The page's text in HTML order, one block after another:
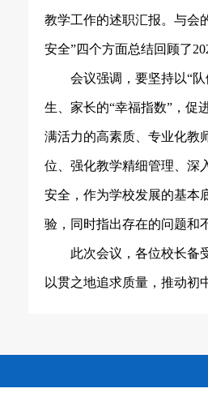
教学工作的述职汇报。与会
安全”四个方面总结回顾了
会议强调，要坚持以“
生、家长的“幸福指数”，促
满活力的高素质、专业化教
位、强化教学精细管理、深
安全，作为学校发展的基本
验，同时指出存在的问题和
此次会议，各位校长备
以贯之地追求质量，推动初